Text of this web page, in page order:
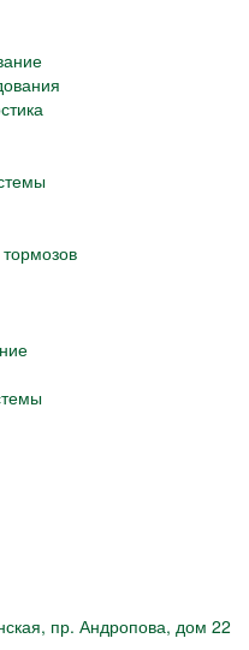
пр. Андропова, дом 22